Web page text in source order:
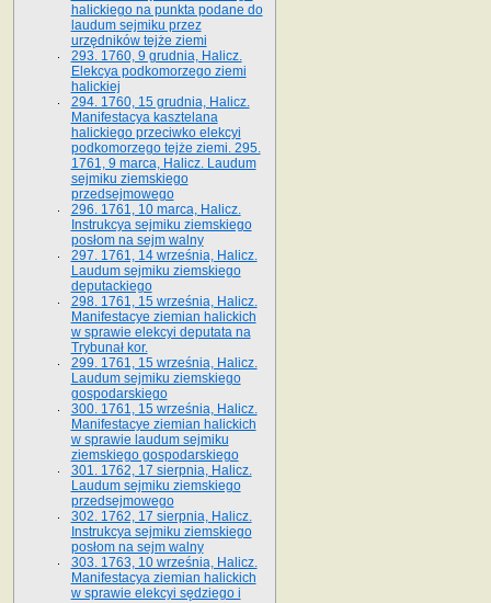
halickiego na punkta podane do
laudum sejmiku przez
urzędników tejże ziemi
293. 1760, 9 grudnia, Halicz.
Elekcya podkomorzego ziemi
halickiej
294. 1760, 15 grudnia, Halicz.
Manifestacya kasztelana
halickiego przeciwko elekcyi
podkomorzego tejże ziemi. 295.
1761, 9 marca, Halicz. Laudum
sejmiku ziemskiego
przedsejmowego
296. 1761, 10 marca, Halicz.
Instrukcya sejmiku ziemskiego
posłom na sejm walny
297. 1761, 14 września, Halicz.
Laudum sejmiku ziemskiego
deputackiego
298. 1761, 15 września, Halicz.
Manifestacye ziemian halickich
w sprawie elekcyi deputata na
Trybunał kor.
299. 1761, 15 września, Halicz.
Laudum sejmiku ziemskiego
gospodarskiego
300. 1761, 15 września, Halicz.
Manifestacye ziemian halickich
w sprawie laudum sejmiku
ziemskiego gospodarskiego
301. 1762, 17 sierpnia, Halicz.
Laudum sejmiku ziemskiego
przedsejmowego
302. 1762, 17 sierpnia, Halicz.
Instrukcya sejmiku ziemskiego
posłom na sejm walny
303. 1763, 10 września, Halicz.
Manifestacya ziemian halickich
w sprawie elekcyi sędziego i